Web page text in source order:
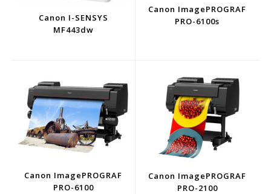
Canon I-SENSYS
MF443dw
Canon ImagePROGRAF
PRO-6100s
Canon ImagePROGRAF
PRO-6100
Canon ImagePROGRAF
PRO-2100